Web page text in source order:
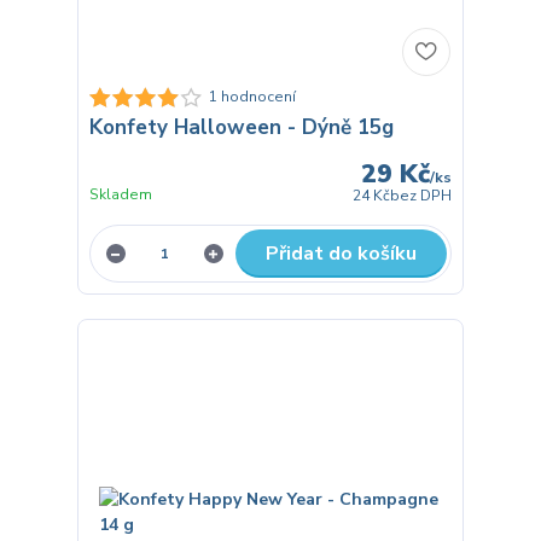
1 hodnocení
Konfety Halloween - Dýně 15g
29 Kč/ks
24 Kčbez DPH
Skladem
Přidat do košíku